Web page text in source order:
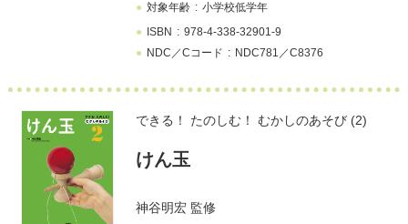
対象年齢
小学校低学年
ISBN
978-4-338-32901-9
NDC／Cコード
NDC781／C8376
できる！ たのしむ！ むかしのあそび (2)
けん玉
神谷明宏監修